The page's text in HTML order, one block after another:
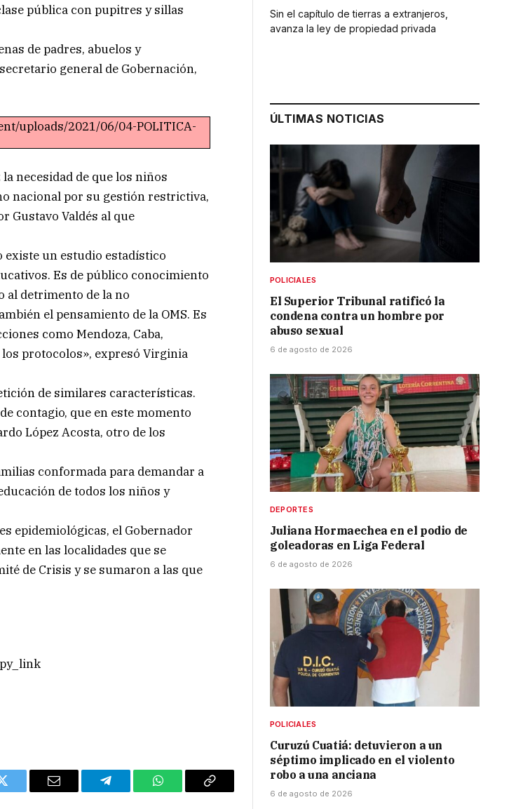
pública con pupitres y sillas
de padres, abuelos y
general de Gobernación,
uploads/2021/06/04-POLITICA-
necesidad de que los niños
nacional por su gestión restrictiva,
Gustavo Valdés al que
existe un estudio estadístico
Es de público conocimiento
al detrimento de la no
el pensamiento de la OMS. Es
como Mendoza, Caba,
protocolos», expresó Virginia
de similares características.
contagio, que en este momento
López Acosta, otro de los
conformada para demandar a
de todos los niños y
epidemiológicas, el Gobernador
en las localidades que se
de Crisis y se sumaron a las que
Twitter Email Telegram WhatsAppCopy
Sin el capítulo de tierras a extranjeros,
avanza la ley de propiedad privada
ÚLTIMAS NOTICIAS
POLICIALES
El Superior Tribunal ratificó la
condena contra un hombre por
abuso sexual
6 de agosto de 2026
DEPORTES
Juliana Hormaechea en el podio de
goleadoras en Liga Federal
6 de agosto de 2026
POLICIALES
Curuzú Cuatiá: detuvieron a un
séptimo implicado en el violento
robo a una anciana
6 de agosto de 2026